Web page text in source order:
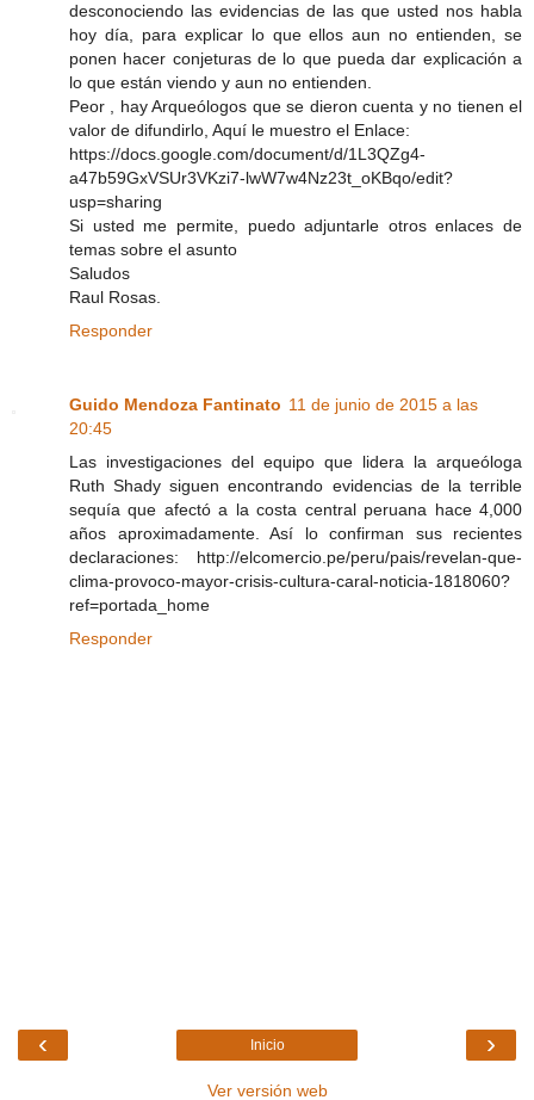
desconociendo las evidencias de las que usted nos habla
hoy día, para explicar lo que ellos aun no entienden, se
ponen hacer conjeturas de lo que pueda dar explicación a
lo que están viendo y aun no entienden.
Peor , hay Arqueólogos que se dieron cuenta y no tienen el
valor de difundirlo, Aquí le muestro el Enlace:
https://docs.google.com/document/d/1L3QZg4-
a47b59GxVSUr3VKzi7-lwW7w4Nz23t_oKBqo/edit?
usp=sharing
Si usted me permite, puedo adjuntarle otros enlaces de
temas sobre el asunto
Saludos
Raul Rosas.
Responder
Guido Mendoza Fantinato 11 de junio de 2015 a las
20:45
Las investigaciones del equipo que lidera la arqueóloga
Ruth Shady siguen encontrando evidencias de la terrible
sequía que afectó a la costa central peruana hace 4,000
años aproximadamente. Así lo confirman sus recientes
declaraciones: http://elcomercio.pe/peru/pais/revelan-que-
clima-provoco-mayor-crisis-cultura-caral-noticia-1818060?
ref=portada_home
Responder
‹ ›
Inicio
Ver versión web